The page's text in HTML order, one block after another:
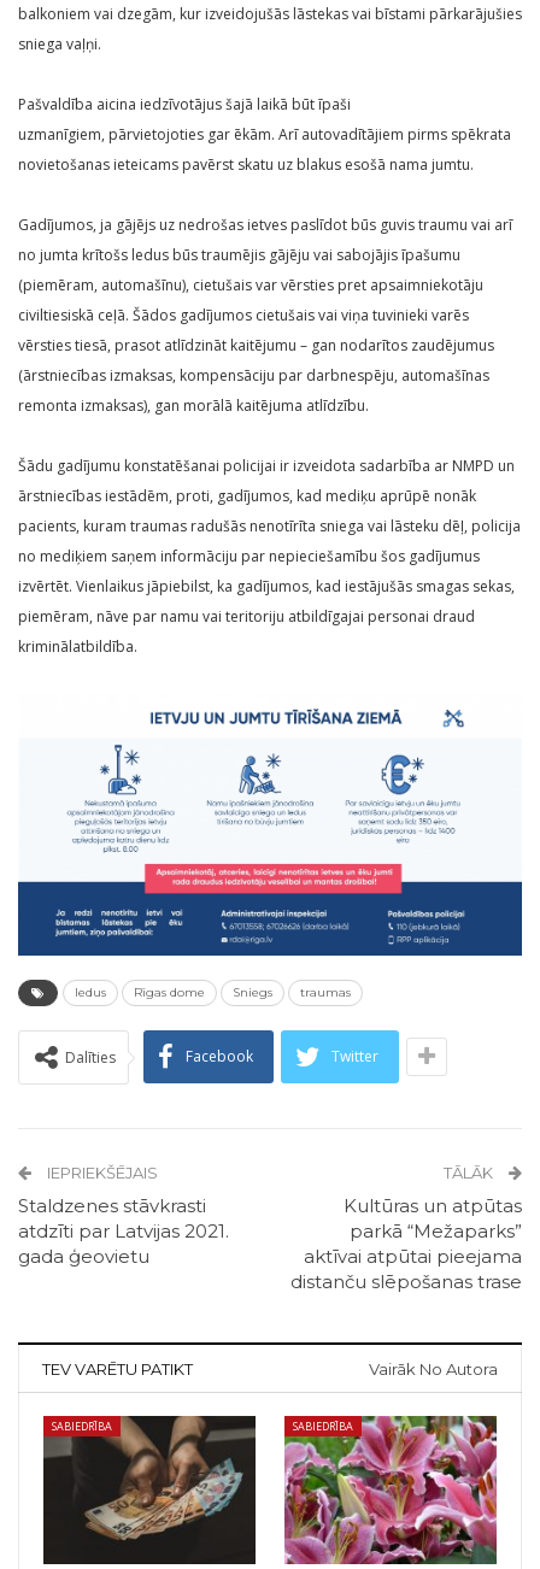
balkoniem vai dzegām, kur izveidojušās lāstekas vai bīstami pārkarājušies
sniega vaļņi.
Pašvaldība aicina iedzīvotājus šajā laikā būt īpaši
uzmanīgiem, pārvietojoties gar ēkām. Arī autovadītājiem pirms spēkrata
novietošanas ieteicams pavērst skatu uz blakus esošā nama jumtu.
Gadījumos, ja gājējs uz nedrošas ietves paslīdot būs guvis traumu vai arī
no jumta krītošs ledus būs traumējis gājēju vai sabojājis īpašumu
(piemēram, automašīnu), cietušais var vērsties pret apsaimniekotāju
civiltiesiskā ceļā. Šādos gadījumos cietušais vai viņa tuvinieki varēs
vērsties tiesā, prasot atlīdzināt kaitējumu – gan nodarītos zaudējumus
(ārstniecības izmaksas, kompensāciju par darbnespēju, automašīnas
remonta izmaksas), gan morālā kaitējuma atlīdzību.
Šādu gadījumu konstatēšanai policijai ir izveidota sadarbība ar NMPD un
ārstniecības iestādēm, proti, gadījumos, kad mediķu aprūpē nonāk
pacients, kuram traumas radušās nenotīrīta sniega vai lāsteku dēļ, policija
no mediķiem saņem informāciju par nepieciešamību šos gadījumus
izvērtēt. Vienlaikus jāpiebilst, ka gadījumos, kad iestājušās smagas sekas,
piemēram, nāve par namu vai teritoriju atbildīgajai personai draud
kriminālatbildība.
ledus Rīgas dome Sniegs traumas
Dalīties Facebook Twitter
IEPRIEKŠĒJAIS
Staldzenes stāvkrasti
atdzīti par Latvijas 2021.
gada ģeovietu
TĀLĀK
Kultūras un atpūtas
parkā “Mežaparks”
aktīvai atpūtai pieejama
distanču slēpošanas trase
TEV VARĒTU PATIKT Vairāk No Autora
SABIEDRĪBA SABIEDRĪBA